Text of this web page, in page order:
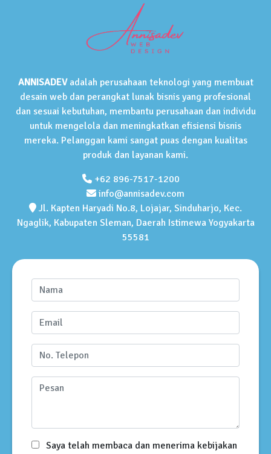
ANNISADEVadalah perusahaan teknologi yang membuat
desain web dan perangkat lunak bisnis yang profesional
dan sesuai kebutuhan, membantu perusahaan dan individu
untuk mengelola dan meningkatkan efisiensi bisnis
mereka. Pelanggan kami sangat puas dengan kualitas
produk dan layanan kami.
+62 896-7517-1200
info@annisadev.com
Jl. Kapten Haryadi No.8, Lojajar, Sinduharjo, Kec.
Ngaglik, Kabupaten Sleman, Daerah Istimewa Yogyakarta
55581
Saya telah membaca dan menerima kebijakan